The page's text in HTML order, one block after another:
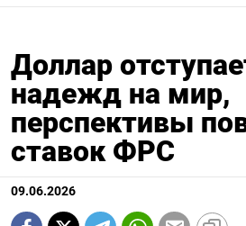
Доллар
надежд на мир,
перспективы
ставок ФРС
09.06.2026